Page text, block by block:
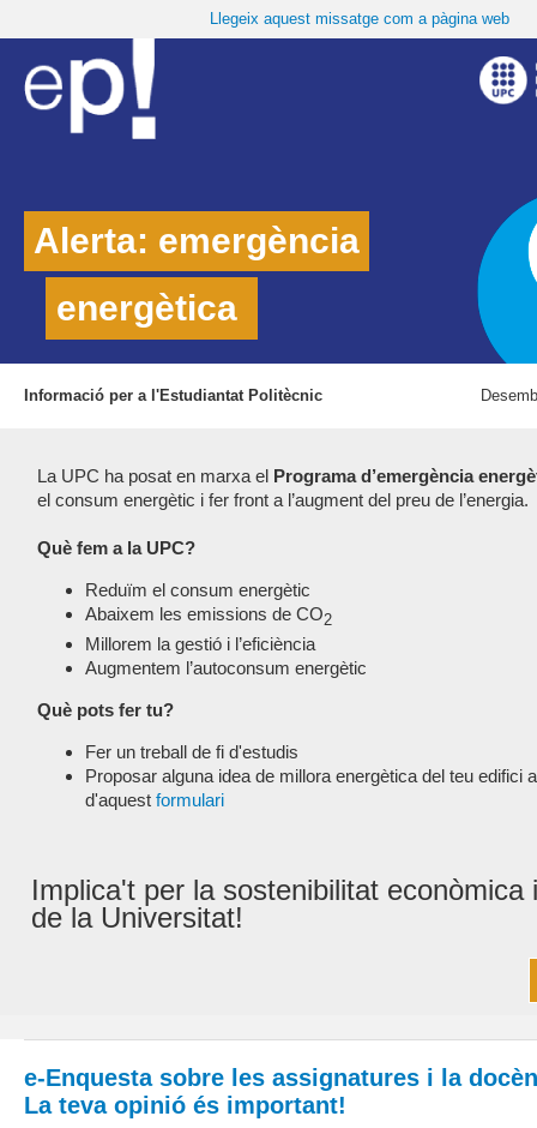
Llegeix aquest missatge com a pàgina web
Alerta: emergència
energètica
Informació per a l'Estudiantat Politècnic
La UPC ha posat en marxa el Programa d’emergència
el consum energètic i fer front a l’augment del preu de l’energia.
Què fem a la UPC?
Reduïm el consum energètic
Abaixem les emissions de CO2
Millorem la gestió i l’eficiència
Augmentem l’autoconsum energètic
Què pots fer tu?
Fer un treball de fi d'estudis
Proposar alguna idea de millora energètica del teu edifici
d'aquest formulari
Implica't per la sostenibilitat econòmica
de la Universitat!
e-Enquesta sobre les assignatures i la
La teva opinió és important!